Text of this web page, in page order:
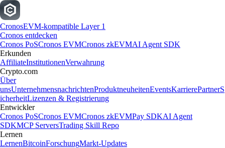
CronosEVM-kompatible Layer 1
Cronos entdecken
Cronos PoSCronos EVMCronos zkEVMAI Agent SDK
Erkunden
AffiliateInstitutionenVerwahrung
Crypto.com
Über
unsUnternehmensnachrichtenProduktneuheitenEventsKarrierePartnerS
icherheitLizenzen & Registrierung
Entwickler
Cronos PoSCronos EVMCronos zkEVMPay SDKAI Agent
SDKMCP ServersTrading Skill Repo
Lernen
LernenBitcoinForschungMarkt-Updates